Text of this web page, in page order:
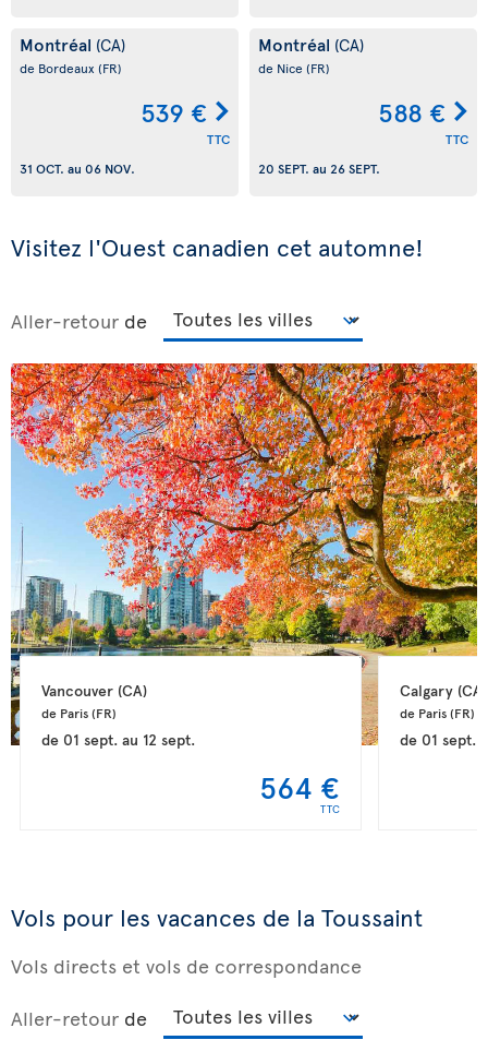
Montréal (CA)
de Bordeaux (FR)
539 €
TTC
31 OCT. au 06 NOV.
Montréal (CA)
de Nice (FR)
588 €
TTC
20 SEPT. au 26 SEPT.
Visitez l'Ouest canadien cet automne!
Aller-retour de
Vancouver (CA)
de Paris (FR)
de 01 sept.au 12 sept.
564 €
TTC
Calgary (CA)
de Paris (FR)
de 01 sept.
Vols pour les vacances de la Toussaint
Vols directs et vols de correspondance
Aller-retour de